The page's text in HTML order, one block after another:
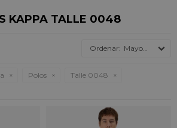
KAPPA TALLE 0048
Mayor precio
Polos
Talle 0048